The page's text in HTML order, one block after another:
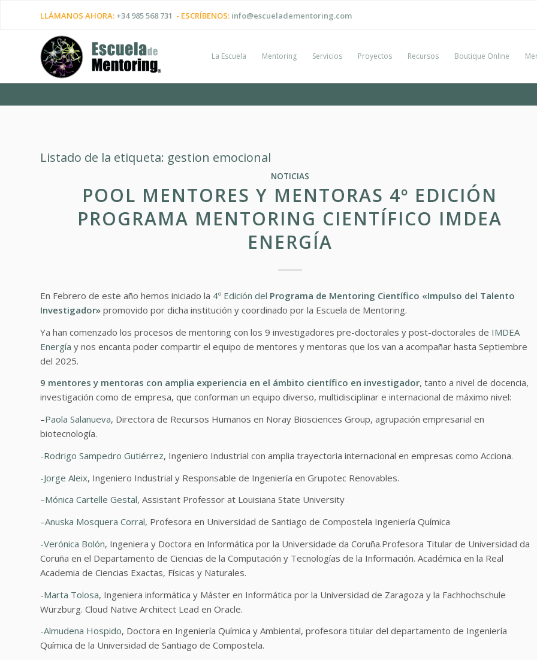
LLÁMANOS AHORA: +34 985 568 731 - ESCRÍBENOS: info@escueladementoring.com
La Escuela Mentoring Servicios Proyectos Recursos Boutique Online
Listado de la etiqueta: gestion emocional
NOTICIAS
POOL MENTORES Y MENTORAS 4º EDICIÓN
PROGRAMA MENTORING CIENTÍFICO IMDEA
ENERGÍA
En Febrero de este año hemos iniciado la 4º Edición del Programa de Mentoring Científico «Impulso del Talento
Investigador» promovido por dicha institución y coordinado por la Escuela de Mentoring.
Ya han comenzado los procesos de mentoring con los 9 investigadores pre-doctorales y post-doctorales de IMDEA
Energía y nos encanta poder compartir el equipo de mentores y mentoras que los van a acompañar hasta Septiembre
del 2025.
9 mentores y mentoras con amplia experiencia en el ámbito científico en investigador, tanto a nivel de docencia,
investigación como de empresa, que conforman un equipo diverso, multidisciplinar e internacional de máximo nivel:
–Paola Salanueva, Directora de Recursos Humanos en Noray Biosciences Group, agrupación empresarial en
biotecnología.
-Rodrigo Sampedro Gutiérrez, Ingeniero Industrial con amplia trayectoria internacional en empresas como Acciona.
-Jorge Aleix, Ingeniero Industrial y Responsable de Ingeniería en Grupotec Renovables.
–Mónica Cartelle Gestal, Assistant Professor at Louisiana State University
–Anuska Mosquera Corral, Profesora en Universidad de Santiago de Compostela Ingeniería Química
-Verónica Bolón, Ingeniera y Doctora en Informática por la Universidade da Coruña.Profesora Titular de Universidad da
Coruña en el Departamento de Ciencias de la Computación y Tecnologías de la Información. Académica en la Real
Academia de Ciencias Exactas, Físicas y Naturales.
-Marta Tolosa, Ingeniera informática y Máster en Informática por la Universidad de Zaragoza y la Fachhochschule
Würzburg. Cloud Native Architect Lead en Oracle.
-Almudena Hospido, Doctora en Ingeniería Química y Ambiental, profesora titular del departamento de Ingeniería
Química de la Universidad de Santiago de Compostela.